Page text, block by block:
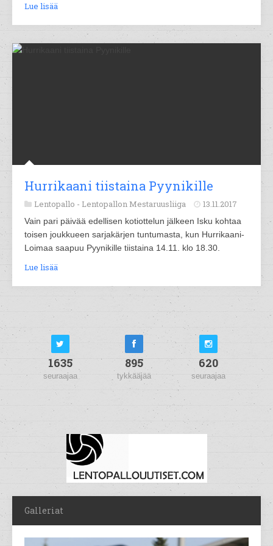
Lue lisää
Hurrikaani tiistaina Pyynikille
Lentopallo - Lentopallon Mestaruusliiga 13.11.2017
Vain pari päivää edellisen kotiottelun jälkeen Isku kohtaa
toisen joukkueen sarjakärjen tuntumasta, kun Hurrikaani-
Loimaa saapuu Pyynikille tiistaina 14.11. klo 18.30.
Lue lisää
1635
seuraajaa
895
tykkääjää
620
seuraajaa
Galleriat